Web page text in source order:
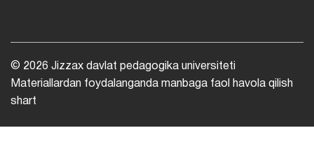
© 2026 Jizzax davlat pedagogika universiteti
Materiallardan foydalanganda manbaga faol havola qilish
shart